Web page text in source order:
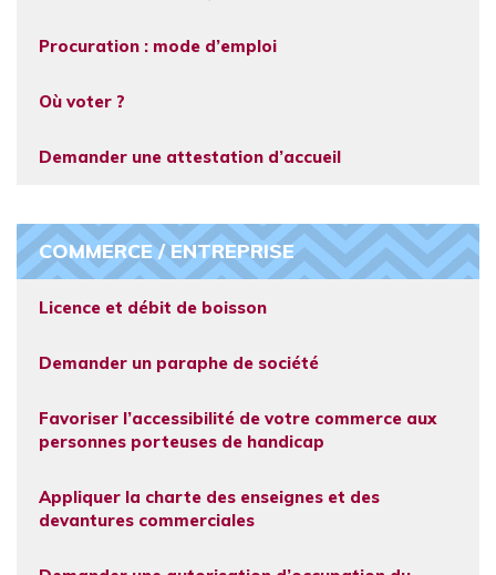
Procuration : mode d’emploi
Où voter ?
Demander une attestation d’accueil
COMMERCE / ENTREPRISE
Licence et débit de boisson
Demander un paraphe de société
Favoriser l’accessibilité de votre commerce aux
personnes porteuses de handicap
Appliquer la charte des enseignes et des
devantures commerciales